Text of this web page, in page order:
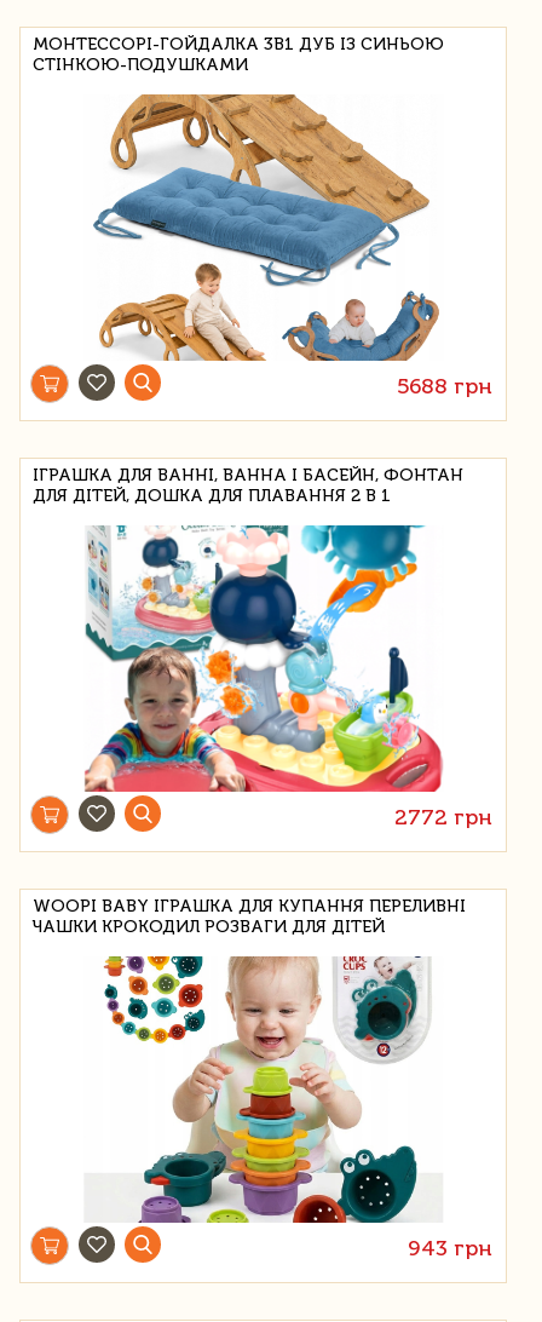
МОНТЕССОРІ-ГОЙДАЛКА 3В1 ДУБ ІЗ СИНЬОЮ
СТІНКОЮ-ПОДУШКАМИ
5688 грн
ІГРАШКА ДЛЯ ВАННІ, ВАННА І БАСЕЙН, ФОНТАН
ДЛЯ ДІТЕЙ, ДОШКА ДЛЯ ПЛАВАННЯ 2 В 1
2772 грн
WOOPI BABY ІГРАШКА ДЛЯ КУПАННЯ ПЕРЕЛИВНІ
ЧАШКИ КРОКОДИЛ РОЗВАГИ ДЛЯ ДІТЕЙ
943 грн